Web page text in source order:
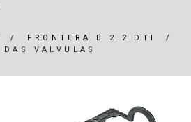
/ FRONTERA B 2.2 DTI
/
VALVULAS